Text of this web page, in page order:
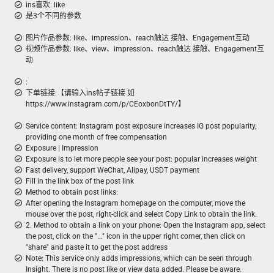
ins喜欢: like
是3个不同的参数
图片作品参数: like、impression、reach触达 接触、Engagement互动
视频作品参数: like、view、impression、reach触达 接触、Engagement互
动
:
下单链接:【请输入ins帖子链接 如
https://www.instagram.com/p/CEoxbonDtTY/】
Service content: Instagram post exposure increases IG post popularity,
providing one month of free compensation
Exposure | Impression
Exposure is to let more people see your post: popular increases weight
Fast delivery, support WeChat, Alipay, USDT payment
Fill in the link box of the post link
Method to obtain post links:
After opening the Instagram homepage on the computer, move the
mouse over the post, right-click and select Copy Link to obtain the link.
2. Method to obtain a link on your phone: Open the Instagram app, select
the post, click on the "..." icon in the upper right corner, then click on
"share" and paste it to get the post address
Note: This service only adds impressions, which can be seen through
Insight. There is no post like or view data added. Please be aware.